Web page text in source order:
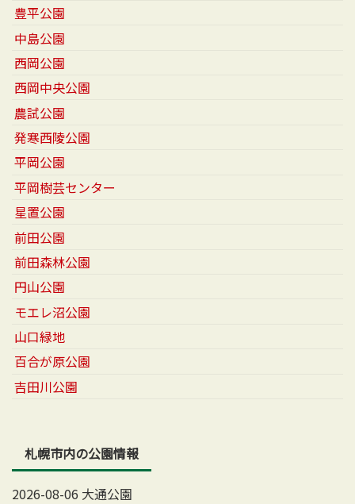
豊平公園
中島公園
西岡公園
西岡中央公園
農試公園
発寒西陵公園
平岡公園
平岡樹芸センター
星置公園
前田公園
前田森林公園
円山公園
モエレ沼公園
山口緑地
百合が原公園
吉田川公園
札幌市内の公園情報
2026-08-06 大通公園